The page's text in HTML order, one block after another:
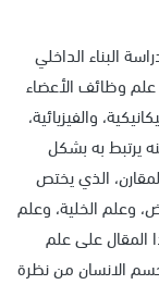
البناء الداخلي
علم وظائف الأعضاء
والفيزيائية،
يرتبط به بشكل
الذي يختص
وعلم الخلية، وعلم
المقال على علم
الانسان من نظرة